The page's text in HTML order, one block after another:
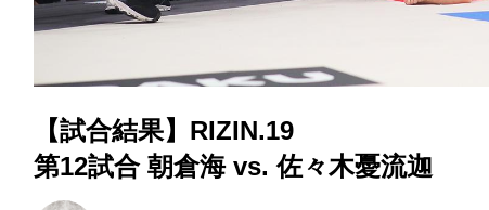
【試合結果】RIZIN.19
第12試合 朝倉海 vs. 佐々木憂流迦